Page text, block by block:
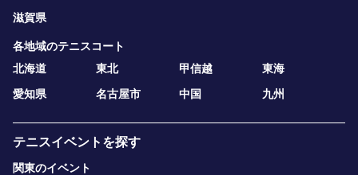
滋賀県
各地域のテニスコート
北海道
東北 甲信越
東海
愛知県
名古屋市 中国 九州
テニスイベントを探す
関東のイベント